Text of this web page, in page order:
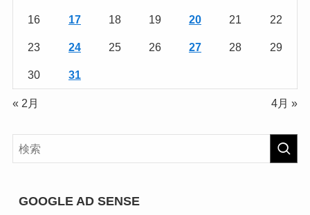
16 17 18 19 20 21 22
23 24 25 26 27 28 29
30 31
« 2月 4月 »
GOOGLE AD SENSE